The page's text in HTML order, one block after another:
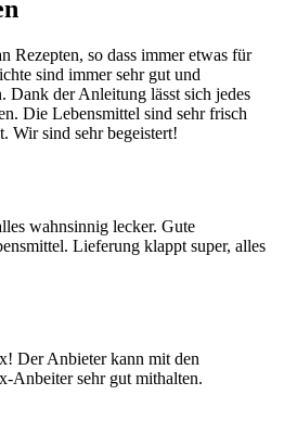
Rezepten, so dass immer etwas für
sind immer sehr gut und
Dank der Anleitung lässt sich jedes
Die Lebensmittel sind sehr frisch
Wir sind sehr begeistert!
wahnsinnig lecker. Gute
Lieferung klappt super, alles
Der Anbieter kann mit den
Anbeiter sehr gut mithalten.